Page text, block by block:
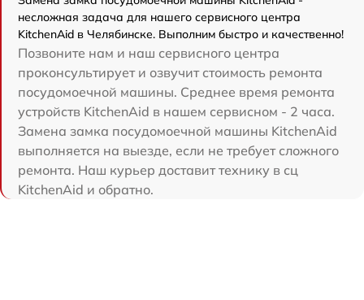
несложная задача для нашего сервисного центра
KitchenAid в Челябинске. Выполним быстро и качественно!
Позвоните нам и наш сервисного центра
проконсультирует и озвучит стоимость ремонта
посудомоечной машины. Среднее время ремонта
устройств KitchenAid в нашем сервисном - 2 часа.
Замена замка посудомоечной машины KitchenAid
выполняется на выезде, если не требует сложного
ремонта. Наш курьер доставит технику в сц
KitchenAid и обратно.